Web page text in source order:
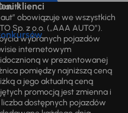
klienci
aut”
obowiązuje we wszystkich
Sp. z o.o. („AAA AUTO”).
wybranych pojazdów
internetowym
w prezentowanej
pomiędzy najniższą ceną
a jego aktualną ceną
promocją jest zmienna i
dostępnych pojazdów